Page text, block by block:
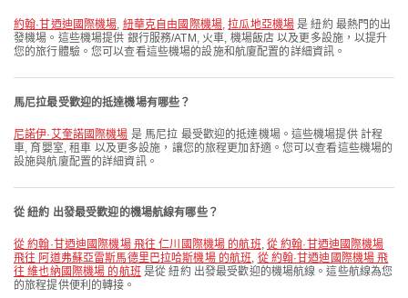
約翰·甘迺迪國際機場, 紐華克自由國際機場,拉瓜地亞機場 是 紐約 最熱門的出
發機場。這些機場提供 銀行服務/ATM, 火車, 機場飯店 以及更多設施，以提升
您的旅行體驗。您可以查看這些機場的設施和航廈配置的詳細資訊。
馬尼拉最受歡迎的抵達機場有哪些？
尼諾伊·艾奎諾國際機場 是 馬尼拉 最受歡迎的抵達機場。這些機場提供 計程
車, 育嬰室, 租車 以及更多設施，讓您的旅程更加舒適。您可以查看這些機場的
設施與航廈配置的詳細資訊。
從 紐約 出發最受歡迎的機場航線有哪些？
從 約翰·甘迺迪國際機場 飛往 仁川國際機場 的航班, 從 約翰·甘迺迪國際機場
飛往 阿道弗蘇亞雷斯馬德里巴拉哈斯機場 的航班, 從 約翰·甘迺迪國際機場 飛
往 維也納國際機場 的航班 是從 紐約 出發最受歡迎的機場航線。這些航線為您
的旅程提供便利的轉接。